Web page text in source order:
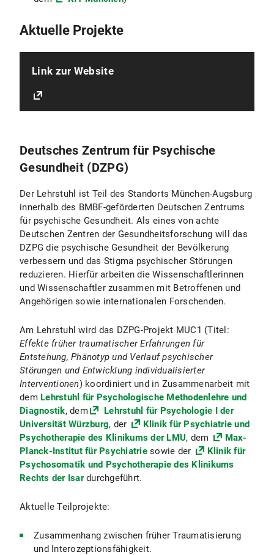
Aktuelle Projekte
Link zur Website
Deutsches Zentrum für Psychische
Gesundheit (DZPG)
Der Lehrstuhl ist Teil des Standorts München-Augsburg
innerhalb des BMBF-geförderten Deutschen Zentrums
für psychische Gesundheit. Als eines von achte
Deutschen Zentren der Gesundheitsforschung will das
DZPG die psychische Gesundheit der Bevölkerung
verbessern und das Stigma psychischer Störungen
reduzieren. Hierfür arbeiten die Wissenschaftlerinnen
und Wissenschaftler zusammen mit Betroffenen und
Angehörigen sowie internationalen Forschenden.
Am Lehrstuhl wird das DZPG-Projekt MUC1 (Titel:
Effekte früher traumatischer Erfahrungen für
Entstehung, Phänotyp und Verlauf psychischer
Störungen und Entwicklung individualisierter
Interventionen) koordiniert und in Zusammenarbeit mit
dem Lehrstuhl für Psychologische Methodenlehre und
Diagnostik, dem
Lehrstuhl für Psychologie I der
Universität Würzburg, der
Klinik für Psychiatrie und
Psychotherapie des Klinikums der LMU, dem
Max-
Planck-Institut für Psychiatriesowie der
Klinik für
Psychosomatik und Psychotherapie des Klinikums
Rechts der Isardurchgeführt.
Aktuelle Teilprojekte:
Zusammenhang zwischen früher Traumatisierung
und Interozeptionsfähigkeit.